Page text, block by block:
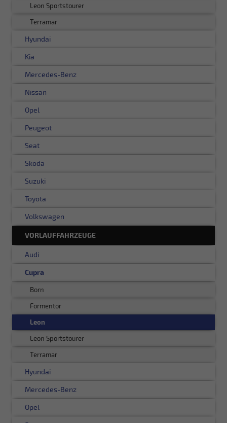
Leon Sportstourer
Terramar
Hyundai
Kia
Mercedes-Benz
Nissan
Opel
Peugeot
Seat
Skoda
Suzuki
Toyota
Volkswagen
VORLAUFFAHRZEUGE
Audi
Cupra
Born
Formentor
Leon
Leon Sportstourer
Terramar
Hyundai
Mercedes-Benz
Opel